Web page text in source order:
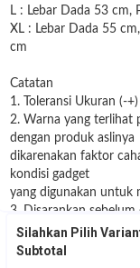
L : Lebar Dada 53 cm,
XL : Lebar Dada 55
cm
Catatan
1. Toleransi Ukuran (-
2. Warna yang terlihat
dengan produk aslinya
dikarenakan faktor
kondisi gadget
yang digunakan untuk
3. Disarankan
Silahkan Pilih
Subtotal